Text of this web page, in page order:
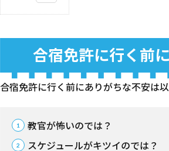
宿
に
行
に
あ
り
合宿免許に行く前
合宿免許に行く前にありがちな不安は以
教官が怖いのでは？
スケジュールがキツイのでは？